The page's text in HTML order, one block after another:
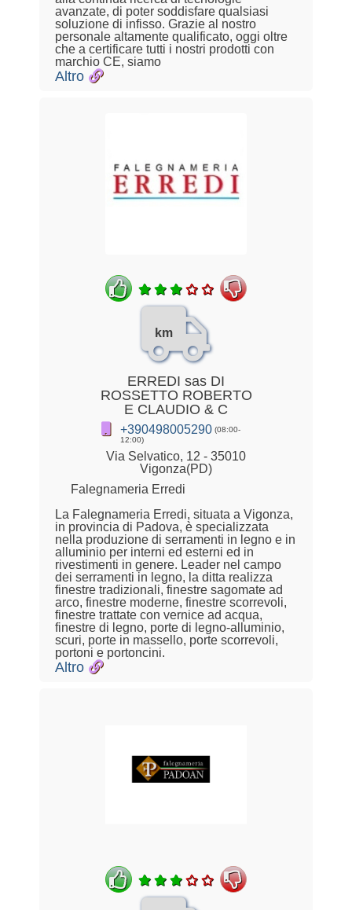
avanzate, di poter soddisfare qualsiasi
soluzione di infisso. Grazie al nostro
personale altamente qualificato, oggi oltre
che a certificare tutti i nostri prodotti con
marchio CE, siamo
Altro
km
ERREDI sas DI
ROSSETTO ROBERTO
E CLAUDIO & C
+390498005290 (08:00-
12:00)
Via Selvatico, 12 - 35010
Vigonza(PD)
Falegnameria Erredi
La Falegnameria Erredi, situata a Vigonza,
in provincia di Padova, è specializzata
nella produzione di serramenti in legno e in
alluminio per interni ed esterni ed in
rivestimenti in genere. Leader nel campo
dei serramenti in legno, la ditta realizza
finestre tradizionali, finestre sagomate ad
arco, finestre moderne, finestre scorrevoli,
finestre trattate con vernice ad acqua,
finestre di legno, porte di legno-alluminio,
scuri, porte in massello, porte scorrevoli,
portoni e portoncini.
Altro